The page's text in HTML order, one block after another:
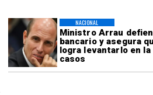
Ministro Arrau
bancario y asegura
logra levantarlo en la
casos
NACIONAL